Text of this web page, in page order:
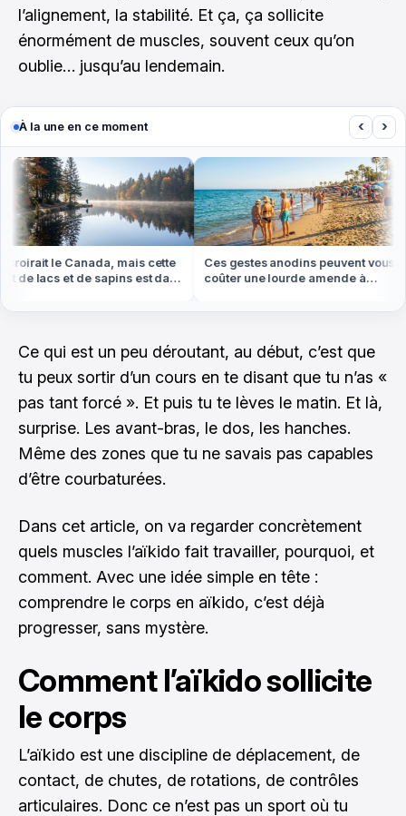
l’alignement, la stabilité. Et ça, ça sollicite
énormément de muscles, souvent ceux qu’on
oublie… jusqu’au lendemain.
À la une en ce moment ‹ ›
le Canada, mais cette
de lacs et de sapins est dans
Ces gestes anodins peuvent vous
coûter une lourde amende à
Ce qui est un peu déroutant, au début, c’est que
tu peux sortir d’un cours en te disant que tu n’as «
pas tant forcé ». Et puis tu te lèves le matin. Et là,
surprise. Les avant-bras, le dos, les hanches.
Même des zones que tu ne savais pas capables
d’être courbaturées.
Dans cet article, on va regarder concrètement
quels muscles l’aïkido fait travailler, pourquoi, et
comment. Avec une idée simple en tête :
comprendre le corps en aïkido, c’est déjà
progresser, sans mystère.
Comment l’aïkido sollicite
le corps
L’aïkido est une discipline de déplacement, de
contact, de chutes, de rotations, de contrôles
articulaires. Donc ce n’est pas un sport où tu